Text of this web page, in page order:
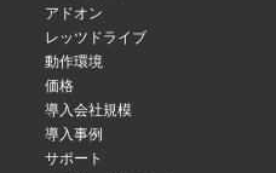
アドオン
レッツドライブ
動作環境
価格
導入会社規模
導入事例
サポート